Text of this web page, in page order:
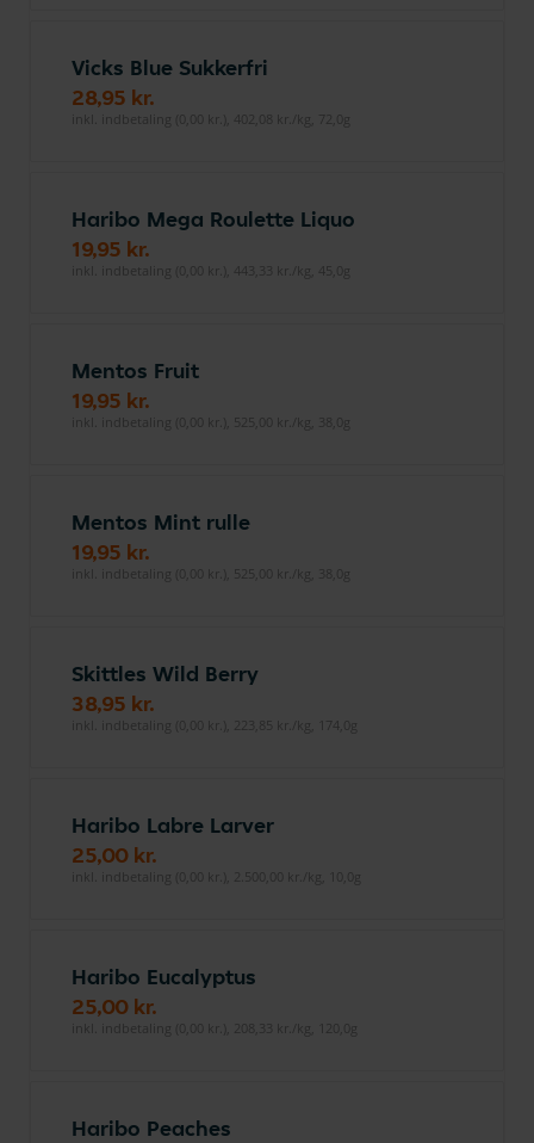
Vicks Blue Sukkerfri
28,95 kr.
inkl. indbetaling (0,00 kr.), 402,08 kr./kg, 72,0g
Haribo Mega Roulette Liquo
19,95 kr.
inkl. indbetaling (0,00 kr.), 443,33 kr./kg, 45,0g
Mentos Fruit
19,95 kr.
inkl. indbetaling (0,00 kr.), 525,00 kr./kg, 38,0g
Mentos Mint rulle
19,95 kr.
inkl. indbetaling (0,00 kr.), 525,00 kr./kg, 38,0g
Skittles Wild Berry
38,95 kr.
inkl. indbetaling (0,00 kr.), 223,85 kr./kg, 174,0g
Haribo Labre Larver
25,00 kr.
inkl. indbetaling (0,00 kr.), 2.500,00 kr./kg, 10,0g
Haribo Eucalyptus
25,00 kr.
inkl. indbetaling (0,00 kr.), 208,33 kr./kg, 120,0g
Haribo Peaches